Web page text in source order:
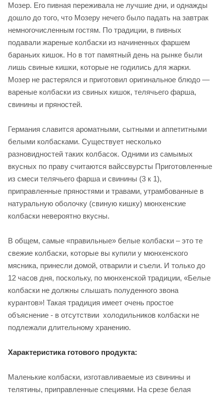
Мозер. Его пивная переживала не лучшие дни, и однажды
дошло до того, что Мозеру нечего было падать на завтрак
немногочисленным гостям. По традиции, в пивных
подавали жареные колбаски из начиненных фаршем
бараньих кишок. Но в тот памятный день на рынке были
лишь свиные кишки, которые не годились для жарки.
Мозер не растерялся и приготовил оригинальное блюдо —
вареные колбаски из свиных кишок, телячьего фарша,
свинины и пряностей.
Германия славится ароматными, сытными и аппетитными
белыми колбасками. Существует несколько
разновидностей таких колбасок. Одними из самымых
вкусных по праву считаются вайссвурсты Приготовленные
из смеси телячьего фарша и свинины (3 к 1),
приправленные пряностями и травами, утрамбованные в
натуральную оболочку (свиную кишку) мюнхенские
колбаски невероятно вкусны.
В общем, самые «правильные» белые колбаски – это те
свежие колбаски, которые вы купили у мюнхенского
мясника, принесли домой, отварили и съели. И только до
12 часов дня, поскольку, по мюнхенской традиции, «Белые
колбаски не должны слышать полуденного звона
курантов»! Такая традиция имеет очень простое
объяснение - в отсутствии холодильников колбаски не
подлежали длительному хранению.
Характеристика готового продукта:
Маленькие колбаски, изготавливаемые из свинины и
телятины, приправленные специями. На срезе белая